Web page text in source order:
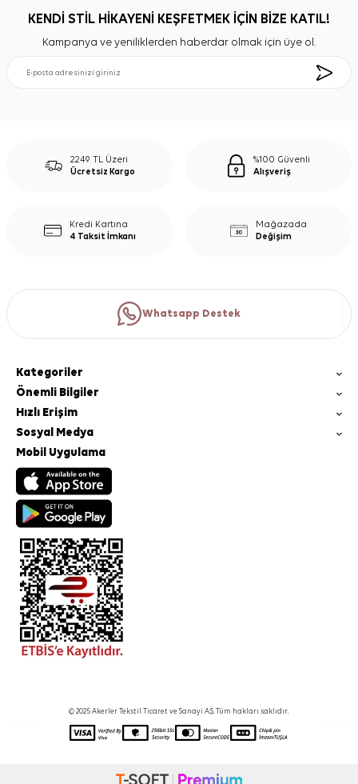
KENDİ STİL HİKAYENİ KEŞFETMEK İÇİN BİZE KATIL!
Kampanya ve yeniliklerden haberdar olmak için üye ol.
2249 TL Üzeri
Ücretsiz Kargo
%100 Güvenli
Alışveriş
Kredi Kartına
4 Taksit İmkanı
Mağazada
Değişim
Whatsapp Destek
Kategoriler
Önemli Bilgiler
Hızlı Erişim
Sosyal Medya
Mobil Uygulama
© 2025 Akerler Tekstil Ticaret ve Sanayi A.Ş. Tüm hakları saklıdır.